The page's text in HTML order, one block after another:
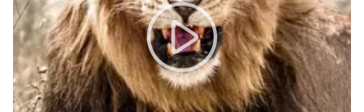
Play
Video